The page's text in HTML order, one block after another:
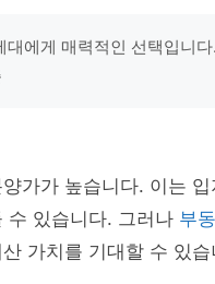
대에게 매력적인 선택입니
가가 높습니다. 이는
수 있습니다. 그러나 부
가치를 기대할 수 있습